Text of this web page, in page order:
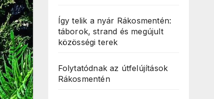
Így telik a nyár Rákosmentén:
táborok, strand és megújult
közösségi terek
Folytatódnak az útfelújítások
Rákosmentén